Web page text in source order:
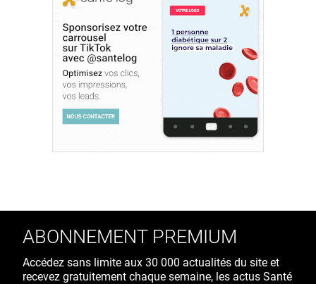
ABONNEMENT PREMIUM
Accédez sans limite aux 30 000 actualités du site et
recevez gratuitement chaque semaine, les actus Santé